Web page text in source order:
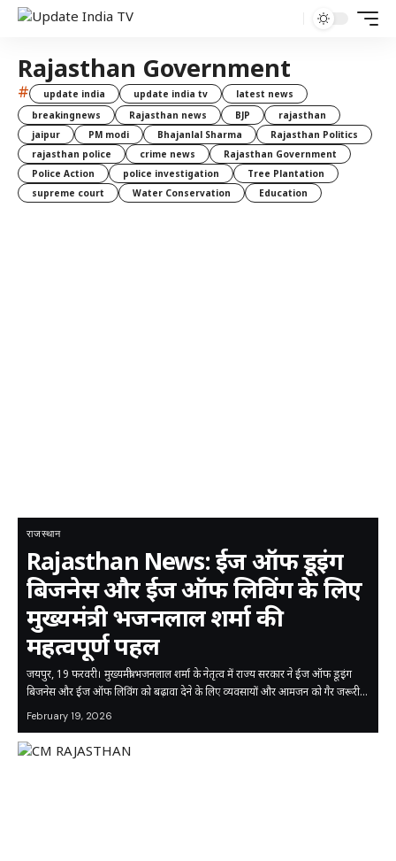
Rajasthan Government
# update india update india tv
latest news
breakingnews
Rajasthan news BJP
rajasthan
jaipur
PM modi Bhajanlal Sharma
Rajasthan Politics
rajasthan police
crime news
Rajasthan Government
Police Action
police investigation
Tree Plantation
supreme court
Water Conservation Education
राजस्थान
Rajasthan News: ईज ऑफ डूइंग
बिजनेस और ईज ऑफ लिविंग के लिए
मुख्यमंत्री भजनलाल शर्मा की
महत्वपूर्ण पहल
जयपुर, 19 फरवरी। मुख्यमंत्री भजनलाल शर्मा के नेतृत्व में राज्य सरकार ने ईज ऑफ डूइंग
बिजनेस और ईज ऑफ लिविंग को बढ़ावा देने के लिए व्यवसायों और आमजन को गैर जरूरी…
February 19, 2026